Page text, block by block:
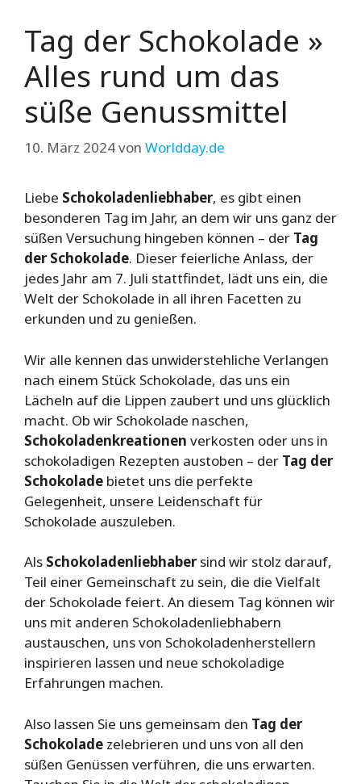
Tag der Schokolade »
Alles rund um das
süße Genussmittel
10. März 2024von Worldday.de
Liebe Schokoladenliebhaber, es gibt einen
besonderen Tag im Jahr, an dem wir uns ganz der
süßen Versuchung hingeben können – der Tag
der Schokolade. Dieser feierliche Anlass, der
jedes Jahr am 7. Juli stattfindet, lädt uns ein, die
Welt der Schokolade in all ihren Facetten zu
erkunden und zu genießen.
Wir alle kennen das unwiderstehliche Verlangen
nach einem Stück Schokolade, das uns ein
Lächeln auf die Lippen zaubert und uns glücklich
macht. Ob wir Schokolade naschen,
Schokoladenkreationen verkosten oder uns in
schokoladigen Rezepten austoben – der Tag der
Schokolade bietet uns die perfekte
Gelegenheit, unsere Leidenschaft für
Schokolade auszuleben.
Als Schokoladenliebhabersind wir stolz darauf,
Teil einer Gemeinschaft zu sein, die die Vielfalt
der Schokolade feiert. An diesem Tag können wir
uns mit anderen Schokoladenliebhabern
austauschen, uns von Schokoladenherstellern
inspirieren lassen und neue schokoladige
Erfahrungen machen.
Also lassen Sie uns gemeinsam den Tag der
Schokolade zelebrieren und uns von all den
süßen Genüssen verführen, die uns erwarten.